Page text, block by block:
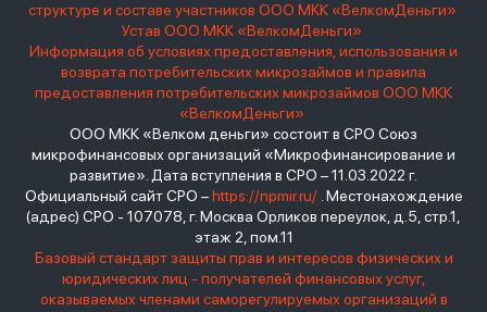
структуре и составе участников ООО МКК «ВелкомДеньги»
Устав ООО МКК «ВелкомДеньги»
Информация об условиях предоставления, использования и
возврата потребительских микрозаймов и правила
предоставления потребительских микрозаймов ООО МКК
«ВелкомДеньги»
ООО МКК «Велком деньги» состоит в СРО Союз
микрофинансовых организаций «Микрофинансирование и
развитие». Дата вступления в СРО – 11.03.2022 г.
Официальный сайт СРО –https://npmir.ru/. Местонахождение
(адрес) СРО - 107078, г. Москва Орликов переулок, д.5, стр.1,
этаж 2, пом.11
Базовый стандарт защиты прав и интересов физических и
юридических лиц - получателей финансовых услуг,
оказываемых членами саморегулируемых организаций в